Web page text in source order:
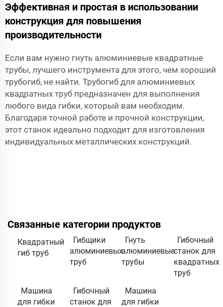
Эффективная и простая в использовании
конструкция для повышения
производительности
Если вам нужно гнуть алюминиевые квадратные
трубы, лучшего инструмента для этого, чем хороший
трубогиб, не найти. Трубогиб для алюминиевых
квадратных труб предназначен для выполнения
любого вида гибки, который вам необходим.
Благодаря точной работе и прочной конструкции,
этот станок идеально подходит для изготовления
индивидуальных металлических конструкций.
Связанные категории продуктов
Квадратный
гиб труб
Гибщики
алюминиевых
труб
Гнуть
алюминиевые
трубы
Гибочный
станок для
квадратных
труб
Машина
для гибки
Гибочный
станок для
Машина
для гибки